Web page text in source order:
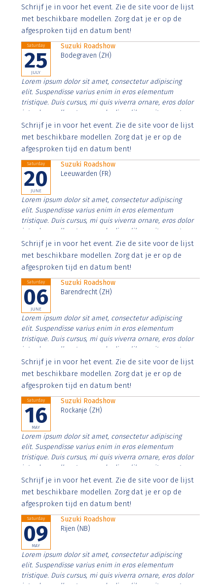
Aenean faucibus nibh et justo cursus id rutrum lorem
imperdiet. Nunc ut sem vitae risus tristique posuere.
Schrijf je in voor het event. Zie de site voor de lijst
met beschikbare modellen. Zorg dat je er op de
afgesproken tijd en datum bent!
Saturday
25
JULY
Suzuki Roadshow
Bodegraven (ZH)
Lorem ipsum dolor sit amet, consectetur adipiscing
elit. Suspendisse varius enim in eros elementum
tristique. Duis cursus, mi quis viverra ornare, eros dolor
interdum nulla, ut commodo diam libero vitae erat.
Aenean faucibus nibh et justo cursus id rutrum lorem
imperdiet. Nunc ut sem vitae risus tristique posuere.
Schrijf je in voor het event. Zie de site voor de lijst
met beschikbare modellen. Zorg dat je er op de
afgesproken tijd en datum bent!
Saturday
20
JUNE
Suzuki Roadshow
Leeuwarden (FR)
Lorem ipsum dolor sit amet, consectetur adipiscing
elit. Suspendisse varius enim in eros elementum
tristique. Duis cursus, mi quis viverra ornare, eros dolor
interdum nulla, ut commodo diam libero vitae erat.
Aenean faucibus nibh et justo cursus id rutrum lorem
imperdiet. Nunc ut sem vitae risus tristique posuere.
Schrijf je in voor het event. Zie de site voor de lijst
met beschikbare modellen. Zorg dat je er op de
afgesproken tijd en datum bent!
Saturday
06
JUNE
Suzuki Roadshow
Barendrecht (ZH)
Lorem ipsum dolor sit amet, consectetur adipiscing
elit. Suspendisse varius enim in eros elementum
tristique. Duis cursus, mi quis viverra ornare, eros dolor
interdum nulla, ut commodo diam libero vitae erat.
Aenean faucibus nibh et justo cursus id rutrum lorem
imperdiet. Nunc ut sem vitae risus tristique posuere.
Schrijf je in voor het event. Zie de site voor de lijst
met beschikbare modellen. Zorg dat je er op de
afgesproken tijd en datum bent!
Saturday
16
MAY
Suzuki Roadshow
Rockanje (ZH)
Lorem ipsum dolor sit amet, consectetur adipiscing
elit. Suspendisse varius enim in eros elementum
tristique. Duis cursus, mi quis viverra ornare, eros dolor
interdum nulla, ut commodo diam libero vitae erat.
Aenean faucibus nibh et justo cursus id rutrum lorem
imperdiet. Nunc ut sem vitae risus tristique posuere.
Schrijf je in voor het event. Zie de site voor de lijst
met beschikbare modellen. Zorg dat je er op de
afgesproken tijd en datum bent!
Saturday
09
MAY
Suzuki Roadshow
Rijen (NB)
Lorem ipsum dolor sit amet, consectetur adipiscing
elit. Suspendisse varius enim in eros elementum
tristique. Duis cursus, mi quis viverra ornare, eros dolor
interdum nulla, ut commodo diam libero vitae erat.